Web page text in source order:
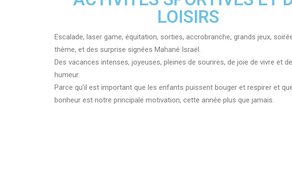
LOISIRS
Escalade, laser game, équitation, sorties, accrobranche, grands jeux,
thème, et des surprise signées Mahané Israël.
Des vacances intenses, joyeuses, pleines de sourires, de joie de vivre et
humeur.
Parce qu’il est important que les enfants puissent bouger et respirer et
bonheur est notre principale motivation, cette année plus que jamais.